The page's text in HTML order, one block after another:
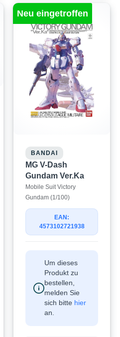
Neu eingetroffen
BANDAI
MG V-Dash
Gundam Ver.Ka
Mobile Suit Victory
Gundam (1/100)
EAN:
4573102721938
Um dieses
Produkt zu
bestellen,
melden Sie
sich bitte hier
an.